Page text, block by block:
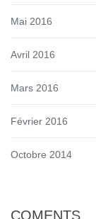
Mai 2016
Avril 2016
Mars 2016
Février 2016
Octobre 2014
COMENTS